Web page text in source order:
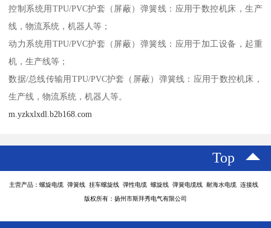
控制系统用TPU/PVC护套（屏蔽）弹簧线：应用于数控机床，生产
线，物流系统，机器人等；
动力系统用TPU/PVC护套（屏蔽）弹簧线：应用于加工设备，起重
机，生产线等；
数据/总线传输用TPU/PVC护套（屏蔽）弹簧线：应用于数控机床，
生产线，物流系统，机器人等。
m.yzkxlxdl.b2b168.com
Top
主营产品：螺旋电缆 弹簧线 挂车螺旋线 弹性电缆 螺旋线 弹簧电缆线 耐海水电缆 连接线
版权所有：扬州市斯拜秀电气有限公司